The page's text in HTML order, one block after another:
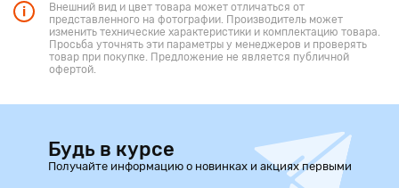
Внешний вид и цвет товара может отличаться от
представленного на фотографии. Производитель может
изменить технические характеристики и комплектацию товара.
Просьба уточнять эти параметры у менеджеров и проверять
товар при покупке. Предложение не является публичной
офертой.
Будь в курсе
Получайте информацию о новинках и акциях первыми